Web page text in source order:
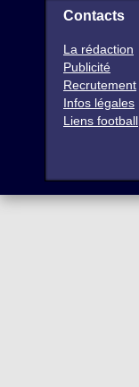
Contacts
La rédaction
Publicité
Recrutement
Infos légales
Liens football